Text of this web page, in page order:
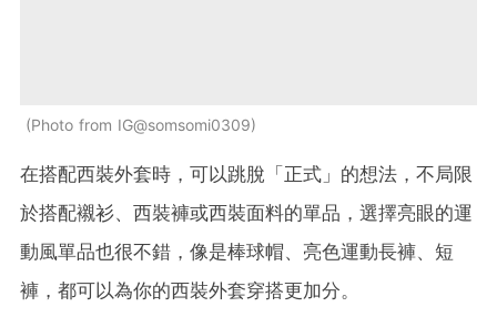
Photo from IG@somsomi0309
在搭配西裝外套時，可以跳脫「正式」的想法，不局限
於搭配襯衫、西裝褲或西裝面料的單品，選擇亮眼的運
動風單品也很不錯，像是棒球帽、亮色運動長褲、短
褲，都可以為你的西裝外套穿搭更加分。